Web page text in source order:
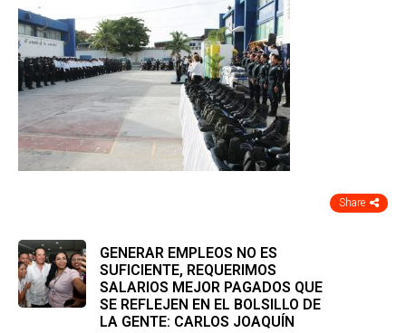
Share
GENERAR EMPLEOS NO ES
SUFICIENTE, REQUERIMOS
SALARIOS MEJOR PAGADOS QUE
SE REFLEJEN EN EL BOLSILLO DE
LA GENTE: CARLOS JOAQUÍN